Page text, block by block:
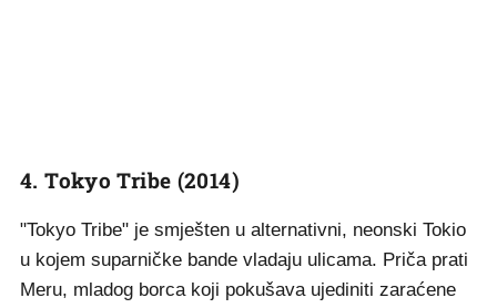
4. Tokyo Tribe (2014)
"Tokyo Tribe" je smješten u alternativni, neonski Tokio
u kojem suparničke bande vladaju ulicama. Priča prati
Meru, mladog borca koji pokušava ujediniti zaraćene